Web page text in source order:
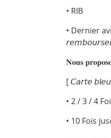
• RIB
• Dernier
𝐍𝐨𝐮𝐬
[ 𝘊𝘢𝘳𝘵𝘦
• 2 / 3 / 4
• 10 Fois